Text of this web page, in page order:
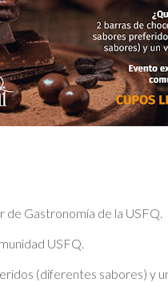
Gastronomía de la USFQ.
USFQ.
(diferentes sabores) y